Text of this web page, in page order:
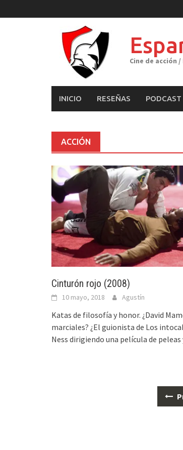
to
Cine de acción
INICIO RESEÑAS PODCAST
ACCIÓN
Cinturón rojo (2008)
10 mayo, 2018 Agustín
Katas de filosofía y honor. ¿David
marciales? ¿El guionista de Los
Ness dirigiendo una película de peleas